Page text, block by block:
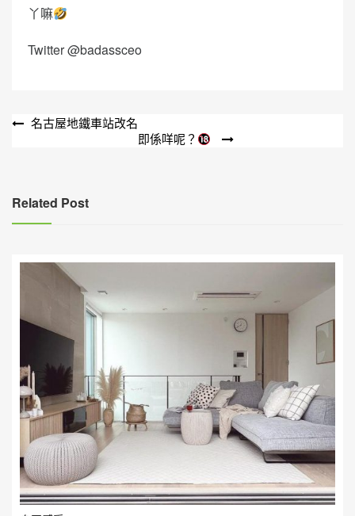
丫嘛
Twitter @badassceo
文
覽
名古屋地鐵車站改名
即係咩呢？
Related Post